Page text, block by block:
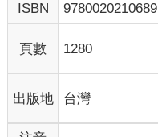
ISBN
9780020210689
頁數 1280
出版地 台灣